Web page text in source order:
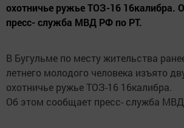
охотничье ружье ТОЗ-16 16калибра.
пресс- служба МВД РФ по РТ.
В Бугульме по месту жительства
летнего молодого человека изъято
охотничье ружье ТОЗ-16 16калибра.
Об этом сообщает пресс- служба